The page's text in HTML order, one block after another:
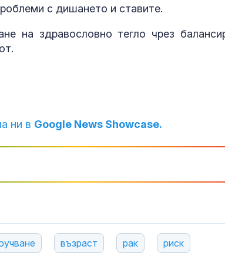
с дишането и ставите.
на здравословно тегло чрез
ни в Google News Showcase.
възраст рак риск